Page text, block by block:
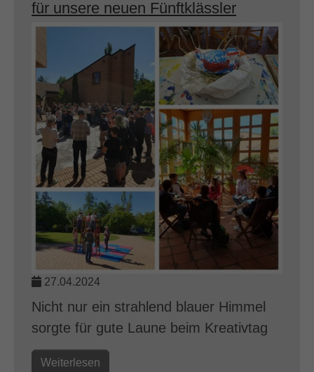
für unsere neuen Fünftklässler
27.04.2024
Nicht nur ein strahlend blauer Himmel
sorgte für gute Laune beim Kreativtag
Weiterlesen